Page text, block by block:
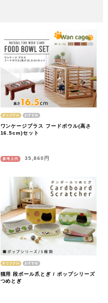
オリジナル
ワンケージプラス フードボウル(高さ
16.5cm)セット
参考上代 35,860円
オリジナル
猫用 段ボール爪とぎ / ポップシリーズ
つめとぎ